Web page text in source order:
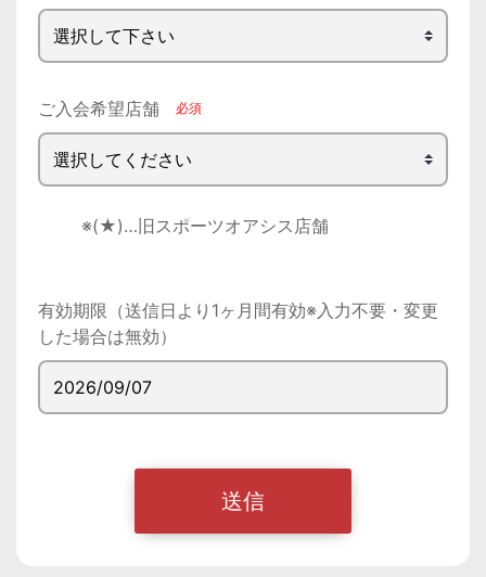
ご入会希望店舗
有効期限（送信日より1ヶ月間有効※入力不要・変更
した場合は無効）